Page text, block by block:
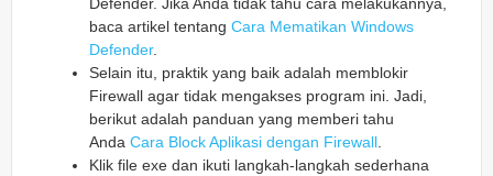
Defender. Jika Anda tidak tahu cara melakukannya,
baca artikel tentang Cara Mematikan Windows
Defender.
Selain itu, praktik yang baik adalah memblokir
Firewall agar tidak mengakses program ini. Jadi,
berikut adalah panduan yang memberi tahu
Anda Cara Block Aplikasi dengan Firewall.
Klik file exe dan ikuti langkah-langkah sederhana